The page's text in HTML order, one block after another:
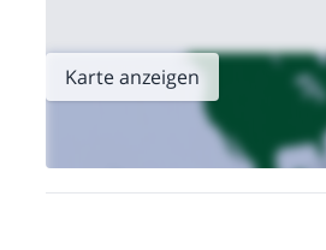
Karte anzeigen